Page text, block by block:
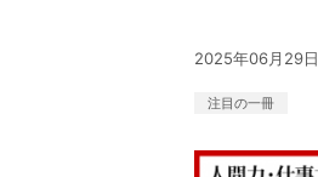
2025年06月29日
注目の一冊